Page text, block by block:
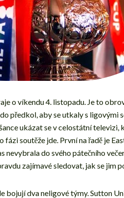
o víkendu 4. listopadu. Je to
předkol, aby se utkaly s ligovými
ukázat se v celostátní televizi,
soutěže jde. První na řadě je
nevybrala do svého pátečního
zajímavé sledovat, jak se jim
bojují dva neligové týmy. Sutton